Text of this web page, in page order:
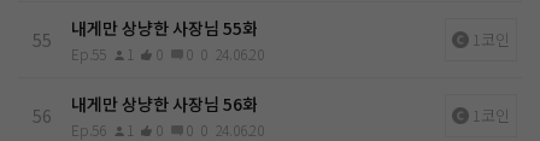
55 내게만 상냥한 사장님 55화
Ep.55 1 0 0 0 24.06.20
1코인
56 내게만 상냥한 사장님 56화
Ep.56 1 0 0 0 24.06.20
1코인